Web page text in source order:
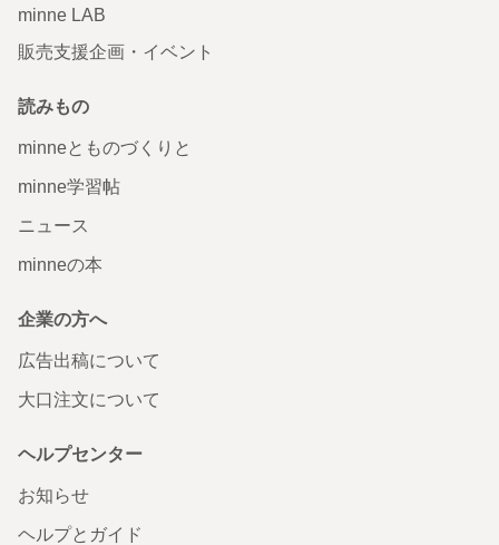
minne LAB
販売支援企画・イベント
読みもの
minneとものづくりと
minne学習帖
ニュース
minneの本
企業の方へ
広告出稿について
大口注文について
ヘルプセンター
お知らせ
ヘルプとガイド